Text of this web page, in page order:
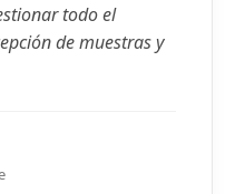
todo el
de muestras y